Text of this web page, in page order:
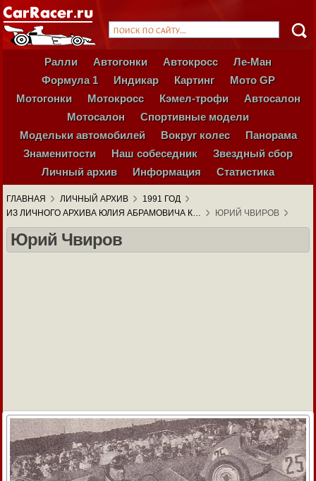
Ралли Автогонки Автокросс
Ле-Ман
Формула 1
Индикар Картинг
Мото GP
Мотогонки
Мотокросс Кэмел-трофи
Автосалон
Мотосалон
Спортивные модели
Модельки автомобилей
Вокруг колес
Панорама
Знаменитости
Наш собеседник
Звездный сбор
Личный архив
Информация Статистика
ГЛАВНАЯ ЛИЧНЫЙ АРХИВ
1991 ГОД
ИЗ ЛИЧНОГО АРХИВА ЮЛИЯ АБРАМОВИЧА К…
ЮРИЙ ЧВИРОВ
Юрий Чвиров